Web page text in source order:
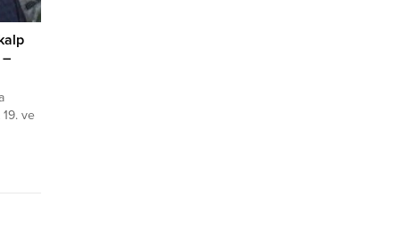
–
19. ve